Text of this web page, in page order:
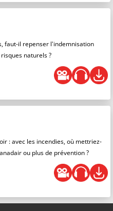
faut-il repenser l'indemnisation
naturels ?
: avec les incendies, où mettriez-
ou plus de prévention ?